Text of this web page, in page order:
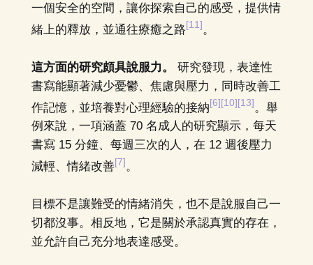
一個安全的空間，讓你探索自己的感受，提供情
緒上的釋放，並通往療癒之路[11] 。
這方面的研究頗具說服力。
研究發現，表達性
書寫能顯著減少憂鬱、焦慮與壓力，同時改善工
作記憶，並培養對心理經驗的接納[6][10][13]。舉
例來說，一項涵蓋 70 名成人的研究顯示，每天
書寫 15 分鐘、每週三次的人，在 12 週後壓力
減輕、情緒改善[7]。
目標不是讓難受的情緒消失，也不是說服自己一
切都沒事。相反地，它是關於承認真實的存在，
並允許自己充分地表達感受。